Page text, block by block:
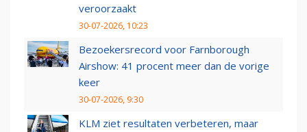
veroorzaakt
30-07-2026, 10:23
Bezoekersrecord voor Farnborough
Airshow: 41 procent meer dan de vorige
keer
30-07-2026, 9:30
KLM ziet resultaten verbeteren, maar